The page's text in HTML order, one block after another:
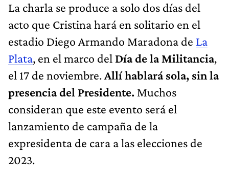
La charla se produce a solo dos días del
acto que Cristina hará en solitario en el
estadio Diego Armando Maradona de La
Plata, en el marco del Día de la Militancia,
el 17 de noviembre.Allí hablará sola, sin la
presencia del Presidente. Muchos
consideran que este evento será el
lanzamiento de campaña de la
expresidenta de cara a las elecciones de
2023.